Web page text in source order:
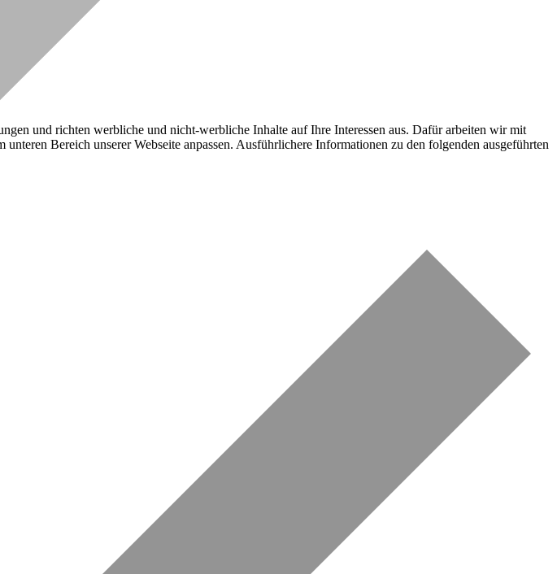
und richten werbliche und nicht-werbliche Inhalte auf Ihre Interessen aus. Dafür arbeiten wir mit
Bereich unserer Webseite anpassen. Ausführlichere Informationen zu den folgenden ausgeführten